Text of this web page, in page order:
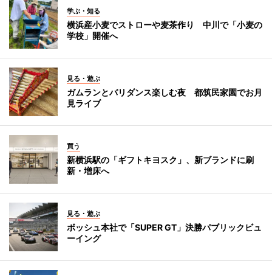
学ぶ・知る
横浜産小麦でストローや麦茶作り 中川で「小麦の
学校」開催へ
見る・遊ぶ
ガムランとバリダンス楽しむ夜 都筑民家園でお月
見ライブ
買う
新横浜駅の「ギフトキヨスク」、新ブランドに刷
新・増床へ
見る・遊ぶ
ボッシュ本社で「SUPER GT」決勝パブリックビュ
ーイング